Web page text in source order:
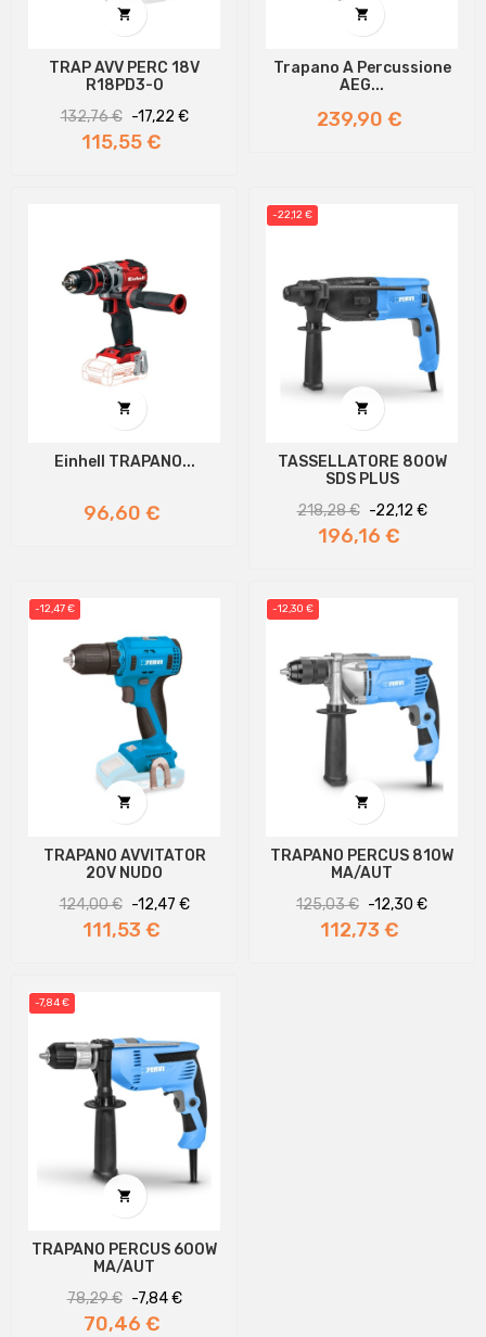

TRAP AVV PERC 18V
R18PD3-0
Prezzo
regolare
132,76 € -17,22 €Prezzo
115,55 €

Trapano A Percussione
AEG...
Prezzo
239,90 €

Einhell TRAPANO...
Prezzo
96,60 €
-22,12 €

TASSELLATORE 800W
SDS PLUS
Prezzo
regolare
218,28 € -22,12 €Prezzo
196,16 €
-12,47 €

TRAPANO AVVITATOR
20V NUDO
Prezzo
regolare
124,00 € -12,47 €Prezzo
111,53 €
-12,30 €

TRAPANO PERCUS 810W
MA/AUT
Prezzo
regolare
125,03 € -12,30 €Prezzo
112,73 €
-7,84 €

TRAPANO PERCUS 600W
MA/AUT
Prezzo
regolare
78,29 € -7,84 €Prezzo
70,46 €